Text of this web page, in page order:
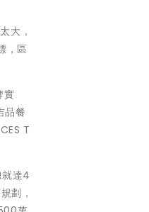
大，
，區
實
品餐
T
達4
劃，